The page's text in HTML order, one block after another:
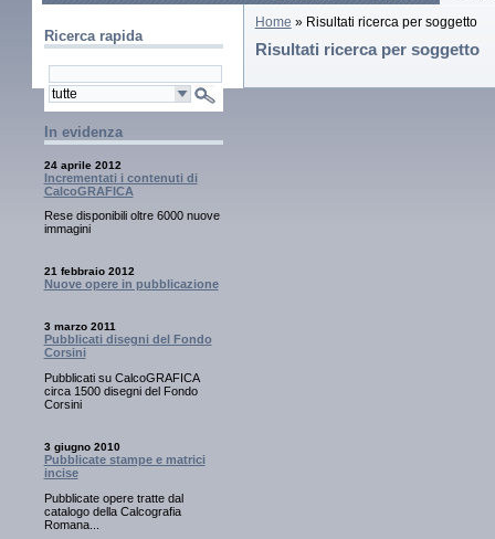
Ricerca rapida
In evidenza
24 aprile 2012
Incrementati i contenuti di
CalcoGRAFICA
Rese disponibili oltre 6000 nuove
immagini
21 febbraio 2012
Nuove opere in pubblicazione
3 marzo 2011
Pubblicati disegni del Fondo
Corsini
Pubblicati su CalcoGRAFICA
circa 1500 disegni del Fondo
Corsini
3 giugno 2010
Pubblicate stampe e matrici
incise
Pubblicate opere tratte dal
catalogo della Calcografia
Romana...
Home » Risultati ricerca per soggetto
Risultati ricerca per soggetto